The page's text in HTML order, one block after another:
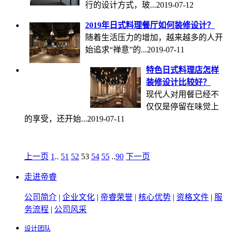
行的设计方式，玻...2019-07-12
2019年日式料理餐厅如何装修设计？
随着生活压力的增加，越来越多的人开
始追求“禅意”的...2019-07-11
特色日式料理店怎样
装修设计比较好？
现代人对用餐已经不
仅仅是停留在味觉上
的享受，还开始...2019-07-11
上一页 1 .. 51 52 53 54 55 ..90 下一页
走进帝睿
公司简介 | 企业文化 | 帝睿荣誉 | 核心优势 | 资格文件 | 服
务流程 | 公司风采
设计团队